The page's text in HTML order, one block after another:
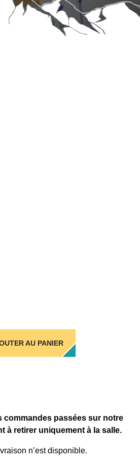
AU PANIER
commandes passées sur notre
à retirer uniquement à la salle.
n’est disponible.